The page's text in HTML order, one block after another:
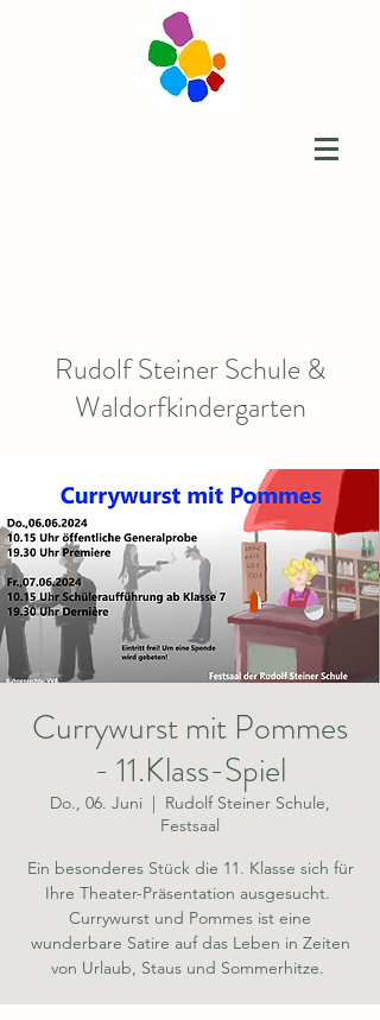
Rudolf Steiner Schule &
Waldorfkindergarten
Currywurst mit Pommes
- 11.Klass-Spiel
Do., 06. Juni
  |
Rudolf Steiner Schule,
Festsaal
Ein besonderes Stück die 11. Klasse sich für
Ihre Theater-Präsentation ausgesucht.
Currywurst und Pommes ist eine
wunderbare Satire auf das Leben in Zeiten